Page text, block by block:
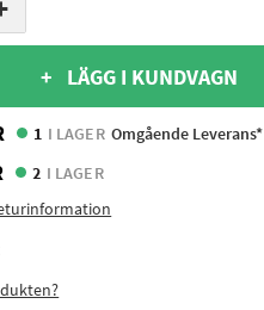
+ LÄGG I KUNDVAGN
1 I LAGER Omgående Leverans*
2 I LAGER